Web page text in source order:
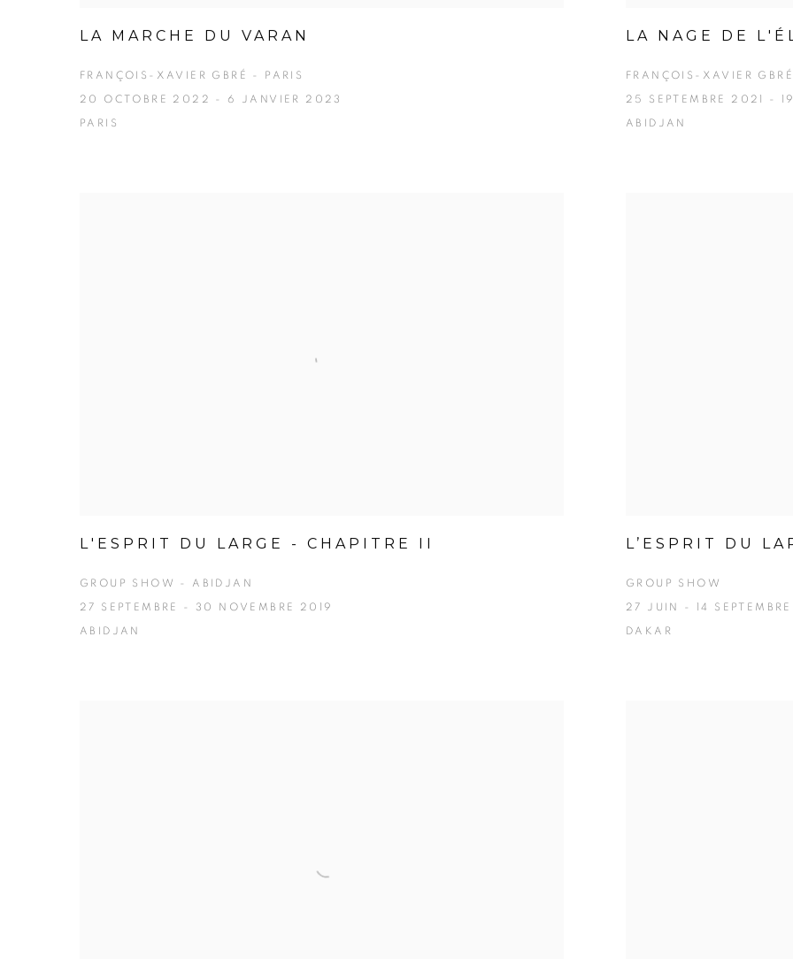
LA MARCHE DU VARAN
FRANÇOIS-XAVIER GBRÉ - PARIS
20 OCTOBRE 2022 - 6 JANVIER 2023
PARIS
LA NAGE DE
FRANÇOIS-XAVIER GBRÉ
25 SEPTEMBRE 2021 -
ABIDJAN
L'ESPRIT DU LARGE - CHAPITRE II
GROUP SHOW - ABIDJAN
27 SEPTEMBRE - 30 NOVEMBRE 2019
ABIDJAN
L’ESPRIT DU
GROUP SHOW
27 JUIN - 14
DAKAR